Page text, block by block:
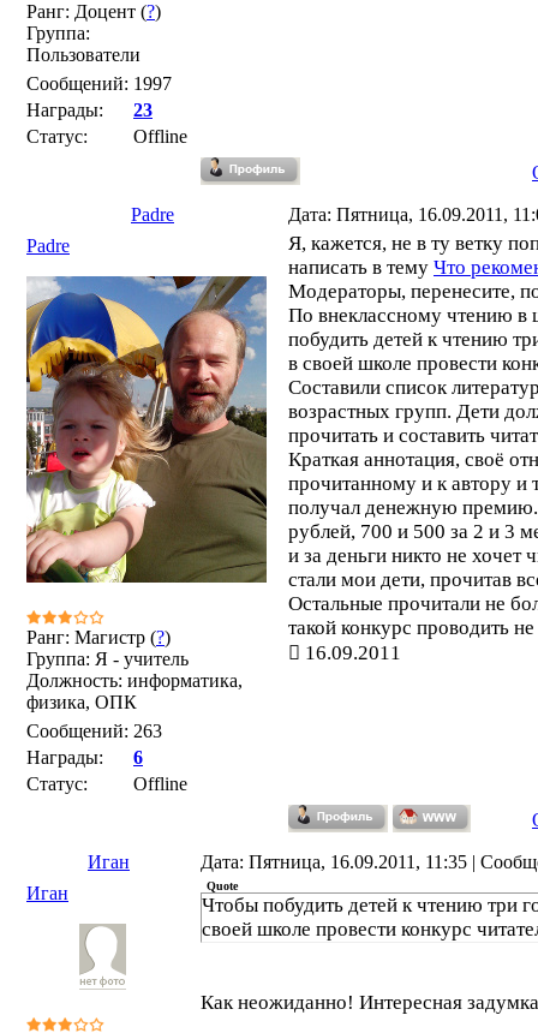
Ранг: Доцент (?)
Группа:
Пользователи
Сообщений: 1997
Награды:
23
Статус:
Offline
Padre
Дата: Пятница, 16.09.2011,
Padre
Ранг: Магистр (?)
Группа: Я - учитель
Должность: информатика,
физика, ОПК
Сообщений: 263
Награды:
6
Статус:
Offline
Я, кажется, не в ту ветку
написать в тему Что
Модераторы, перенесите,
По внеклассному чтению в
побудить детей к чтению
в своей школе провести
Составили список
возрастных групп. Дети
прочитать и составить
Краткая аннотация, своё
прочитанному и к автору и
получал денежную
рублей, 700 и 500 за 2 и 3
и за деньги никто не хочет
стали мои дети, прочитав
Остальные прочитали не
такой конкурс проводить
16.09.2011
Иган
Дата: Пятница, 16.09.2011, 11:35 |
Иган
Quote
Чтобы побудить детей к чтению три
своей школе провести конкурс
Как неожиданно! Интересная